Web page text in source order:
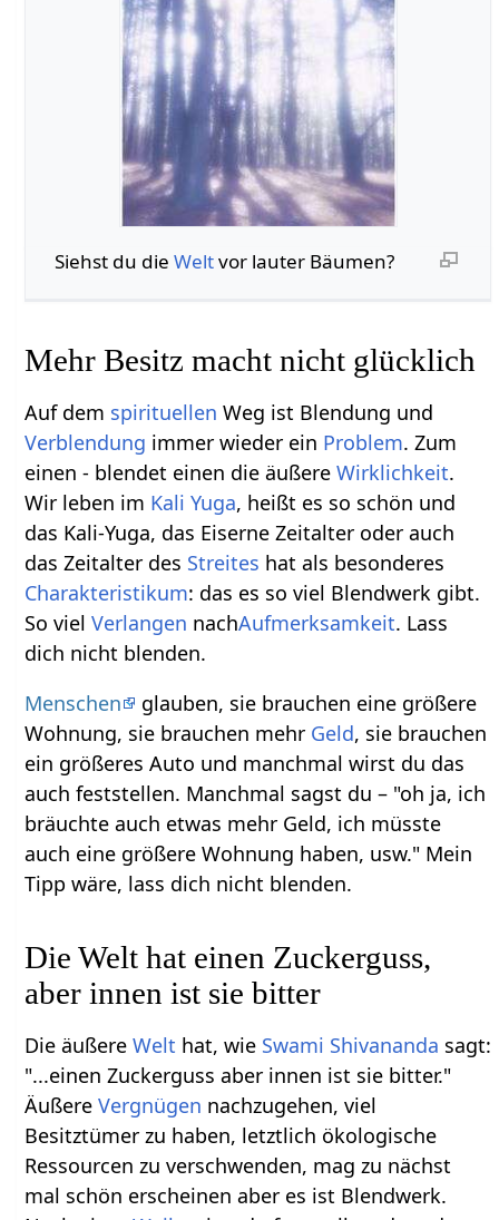
Siehst du die Weltvor lauter Bäumen?
Mehr Besitz macht nicht glücklich
Auf dem spirituellen Weg ist Blendung und
Verblendung immer wieder ein Problem. Zum
einen - blendet einen die äußereWirklichkeit.
Wir leben im Kali Yuga, heißt es so schön und
das Kali-Yuga, das Eiserne Zeitalter oder auch
das Zeitalter des Streites hat als besonderes
Charakteristikum: das es so viel Blendwerk gibt.
So vielVerlangen nachAufmerksamkeit. Lass
dich nicht blenden.
Menschen
glauben, sie brauchen eine größere
Wohnung, sie brauchen mehr Geld, sie brauchen
ein größeres Auto und manchmal wirst du das
auch feststellen. Manchmal sagst du – "oh ja, ich
bräuchte auch etwas mehr Geld, ich müsste
auch eine größere Wohnung haben, usw." Mein
Tipp wäre, lass dich nicht blenden.
Die Welt hat einen Zuckerguss,
aber innen ist sie bitter
Die äußereWelt hat, wie Swami Shivananda sagt:
"...einen Zuckerguss aber innen ist sie bitter."
ÄußereVergnügen nachzugehen, viel
Besitztümer zu haben, letztlich ökologische
Ressourcen zu verschwenden, mag zu nächst
mal schön erscheinen aber es ist Blendwerk.